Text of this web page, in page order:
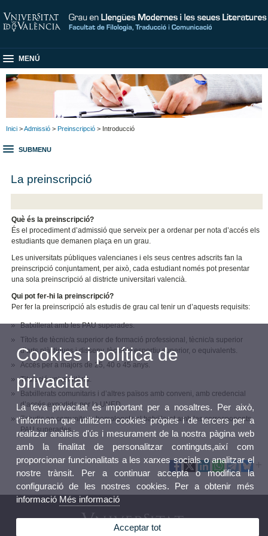
MENÚ
Inici >Admissió > Preinscripció > Introducció
SUBMENU
La preinscripció
Què és la preinscripció?
És el procediment d’admissió que serveix per a ordenar per nota d’accés els
estudiants que demanen plaça en un grau.
Les universitats públiques valencianes i els seus centres adscrits fan la
preinscripció conjuntament, per això, cada estudiant només pot presentar
una sola preinscripció al districte universitari valencià.
Qui pot fer-hi la preinscripció?
Per fer la preinscripció als estudis de grau cal tenir un d’aquests requisits:
Batxillerat amb les PAU superades.
Títols de tècnic/a superior de formació professional, tècnic/a superior
d’arts plàstiques i disseny, tècnic/a esportiu superior, o equivalents.
Accés per a majors de 25, 40 o 45 anys.
Titulació universitària.
Batxillerats comunitaris i d’altres països amb conveni, amb credencial
d’accés expedida per la UNED.
Estudis no comunitaris homologats al batxillerat amb les corresponents
PAU superades.
Cookies i política de
privacitat
La teva privacitat és important per a nosaltres. Per això,
t'informem que utilitzem cookies pròpies i de tercers per a
realitzar anàlisis d'ús i mesurament de la nostra pàgina web
amb la finalitat de personalitzar continguts,així com
proporcionar funcionalitats a les xarxes socials o analitzar el
nostre trànsit. Per a continuar accepta o modifica la
configuració de les nostres cookies. Per a obtenir més
informació Més informació
Acceptar tot